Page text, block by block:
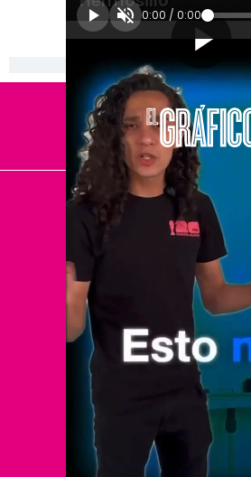
0:00 / 0:00
[Publicidad]
El Universal
Vive USA
Clase
De 10
DeDinero
Confabulario
Aviso